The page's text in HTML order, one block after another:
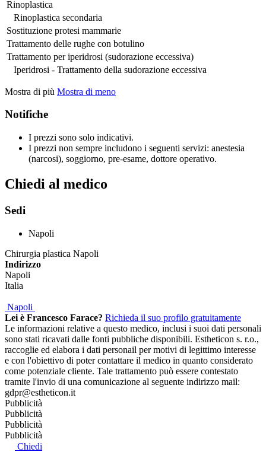
Rinoplastica
Rinoplastica secondaria
Sostituzione protesi mammarie
Trattamento delle rughe con botulino
Trattamento per iperidrosi (sudorazione eccessiva)
Iperidrosi - Trattamento della sudorazione eccessiva
Mostra di più Mostra di meno
Notifiche
I prezzi sono solo indicativi.
I prezzi non sempre includono i seguenti servizi: anestesia
(narcosi), soggiorno, pre-esame, dottore operativo.
Chiedi al medico
Sedi
Napoli
Chirurgia plastica Napoli
Indirizzo
Napoli
Italia
Napoli
Lei è Francesco Farace? Richieda il suo profilo gratuitamente
Le informazioni relative a questo medico, inclusi i suoi dati personali
sono stati ricavati dalle fonti pubbliche disponibili. Estheticon s. r.o.,
raccoglie ed elabora i dati personail per motivi di legittimo interesse
e con l'obiettivo di poter contattare il medico in quanto considerato
come potenziale cliente. Tale trattamento può essere contestato
tramite l'invio di una comunicazione al seguente indirizzo mail:
gdpr@estheticon.it
Pubblicità
Pubblicità
Pubblicità
Pubblicità
Chiedi